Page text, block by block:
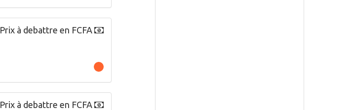
Prix à debattre en FCFA
Prix à debattre en FCFA